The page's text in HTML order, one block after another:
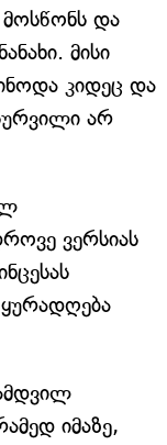
და
მისი
კიდეც და
არ
ვერსიას
იმაზე,